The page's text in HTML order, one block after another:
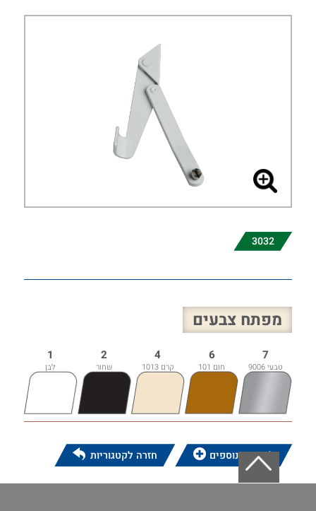
3032
מפתח צבעים
1
לבן
2
שחור
4
קרם 1013
6
חום 101
7
טבעי 9006
לפרטים נוספים חזרה לקטגוריות